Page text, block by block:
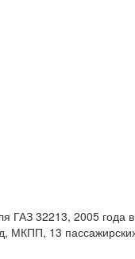
ГАЗ 32213, 2005 года
МКПП, 13